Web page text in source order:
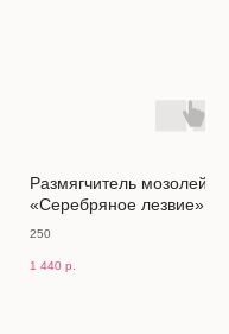
Размягчитель мозолей
«Серебряное лезвие»
250
1 440 р.